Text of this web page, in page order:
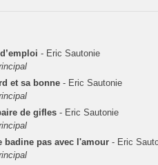
- Eric Sautonie
et sa bonne - Eric Sautonie
de gifles - Eric Sautonie
badine pas avec l'amour - Eric